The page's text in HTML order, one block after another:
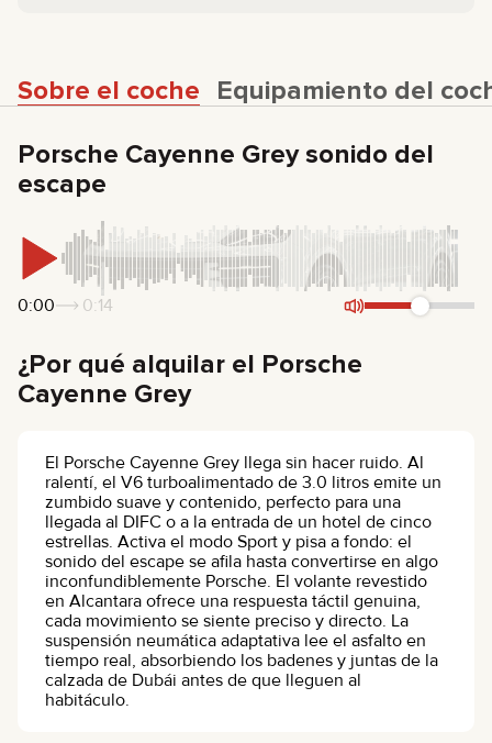
Sobre el coche
Equipamiento del
Porsche Cayenne Grey sonido del
escape
0:00 0:14
¿Por qué alquilar el Porsche
Cayenne Grey
El Porsche Cayenne Grey llega sin hacer ruido. Al
ralentí, el V6 turboalimentado de 3.0 litros emite un
zumbido suave y contenido, perfecto para una
llegada al DIFC o a la entrada de un hotel de cinco
estrellas. Activa el modo Sport y pisa a fondo: el
sonido del escape se afila hasta convertirse en algo
inconfundiblemente Porsche. El volante revestido
en Alcantara ofrece una respuesta táctil genuina,
cada movimiento se siente preciso y directo. La
suspensión neumática adaptativa lee el asfalto en
tiempo real, absorbiendo los badenes y juntas de la
calzada de Dubái antes de que lleguen al
habitáculo.